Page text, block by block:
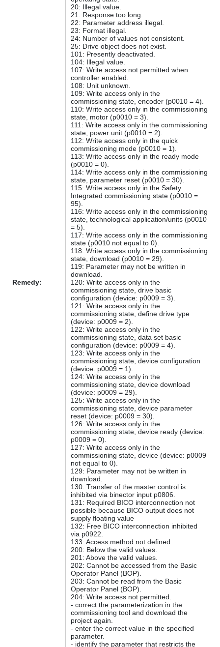
Remedy:
20: Illegal value.
21: Response too long.
22: Parameter address illegal.
23: Format illegal.
24: Number of values not consistent.
25: Drive object does not exist.
101: Presently deactivated.
104: Illegal value.
107: Write access not permitted when
controller enabled.
108: Unit unknown.
109: Write access only in the
commissioning state, encoder (p0010 = 4).
110: Write access only in the commissioning
state, motor (p0010 = 3).
111: Write access only in the commissioning
state, power unit (p0010 = 2).
112: Write access only in the quick
commissioning mode (p0010 = 1).
113: Write access only in the ready mode
(p0010 = 0).
114: Write access only in the commissioning
state, parameter reset (p0010 = 30).
115: Write access only in the Safety
Integrated commissioning state (p0010 =
95).
116: Write access only in the commissioning
state, technological application/units (p0010
= 5).
117: Write access only in the commissioning
state (p0010 not equal to 0).
118: Write access only in the commissioning
state, download (p0010 = 29).
119: Parameter may not be written in
download.
120: Write access only in the
commissioning state, drive basic
configuration (device: p0009 = 3).
121: Write access only in the
commissioning state, define drive type
(device: p0009 = 2).
122: Write access only in the
commissioning state, data set basic
configuration (device: p0009 = 4).
123: Write access only in the
commissioning state, device configuration
(device: p0009 = 1).
124: Write access only in the
commissioning state, device download
(device: p0009 = 29).
125: Write access only in the
commissioning state, device parameter
reset (device: p0009 = 30).
126: Write access only in the
commissioning state, device ready (device:
p0009 = 0).
127: Write access only in the
commissioning state, device (device: p0009
not equal to 0).
129: Parameter may not be written in
download.
130: Transfer of the master control is
inhibited via binector input p0806.
131: Required BICO interconnection not
possible because BICO output does not
supply floating value
132: Free BICO interconnection inhibited
via p0922.
133: Access method not defined.
200: Below the valid values.
201: Above the valid values.
202: Cannot be accessed from the Basic
Operator Panel (BOP).
203: Cannot be read from the Basic
Operator Panel (BOP).
204: Write access not permitted.
- correct the parameterization in the
commissioning tool and download the
project again.
- enter the correct value in the specified
parameter.
- identify the parameter that restricts the